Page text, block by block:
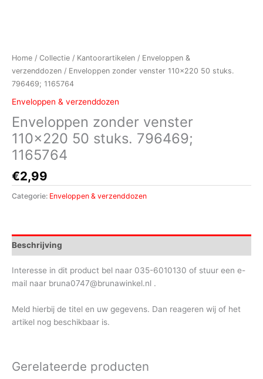
Home / Collectie / Kantoorartikelen / Enveloppen &
verzenddozen / Enveloppen zonder venster 110×220 50 stuks.
796469; 1165764
Enveloppen & verzenddozen
Enveloppen zonder venster
110×220 50 stuks. 796469;
1165764
€2,99
Categorie: Enveloppen & verzenddozen
Beschrijving
Interesse in dit product bel naar 035-6010130 of stuur een e-
mail naar bruna0747@brunawinkel.nl .
Meld hierbij de titel en uw gegevens. Dan reageren wij of het
artikel nog beschikbaar is.
Gerelateerde producten